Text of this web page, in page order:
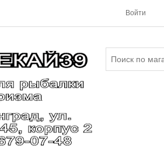
Войти